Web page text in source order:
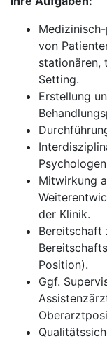
von
stationären,
Setting.
Erstellung
Mitwirkung
der Klinik.
Bereitschaft
Position).
Ggf.